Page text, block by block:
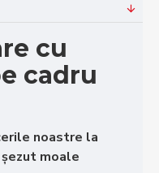
cu
cadru
noastre la
moale